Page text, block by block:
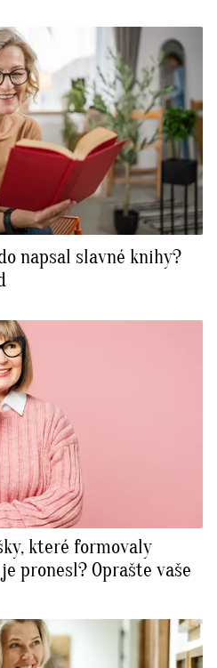
napsal slavné knihy?
které formovaly
pronesl? Oprašte vaše